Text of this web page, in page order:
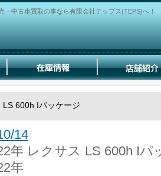
・中古車買取の事なら有限会社テップス(TEPS)へ！
LS 600h Iパッケージ
14
年 レクサス LS 600h Iパ
年